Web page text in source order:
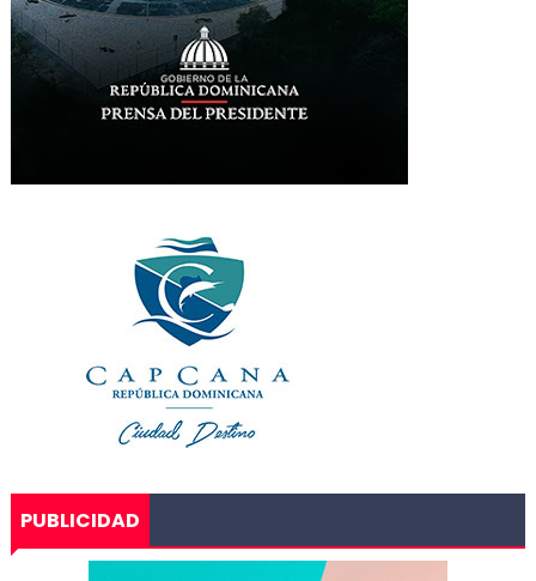
PUBLICIDAD